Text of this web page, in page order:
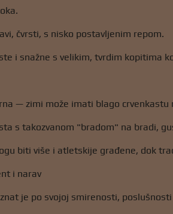
čvrsti, s nisko postavljenim repom.
i snažne s velikim, tvrdim kopitima
— zimi može imati blago crvenkastu
s takozvanom "bradom" na bradi,
biti više i atletskije građene, dok
i narav
je po svojoj smirenosti,